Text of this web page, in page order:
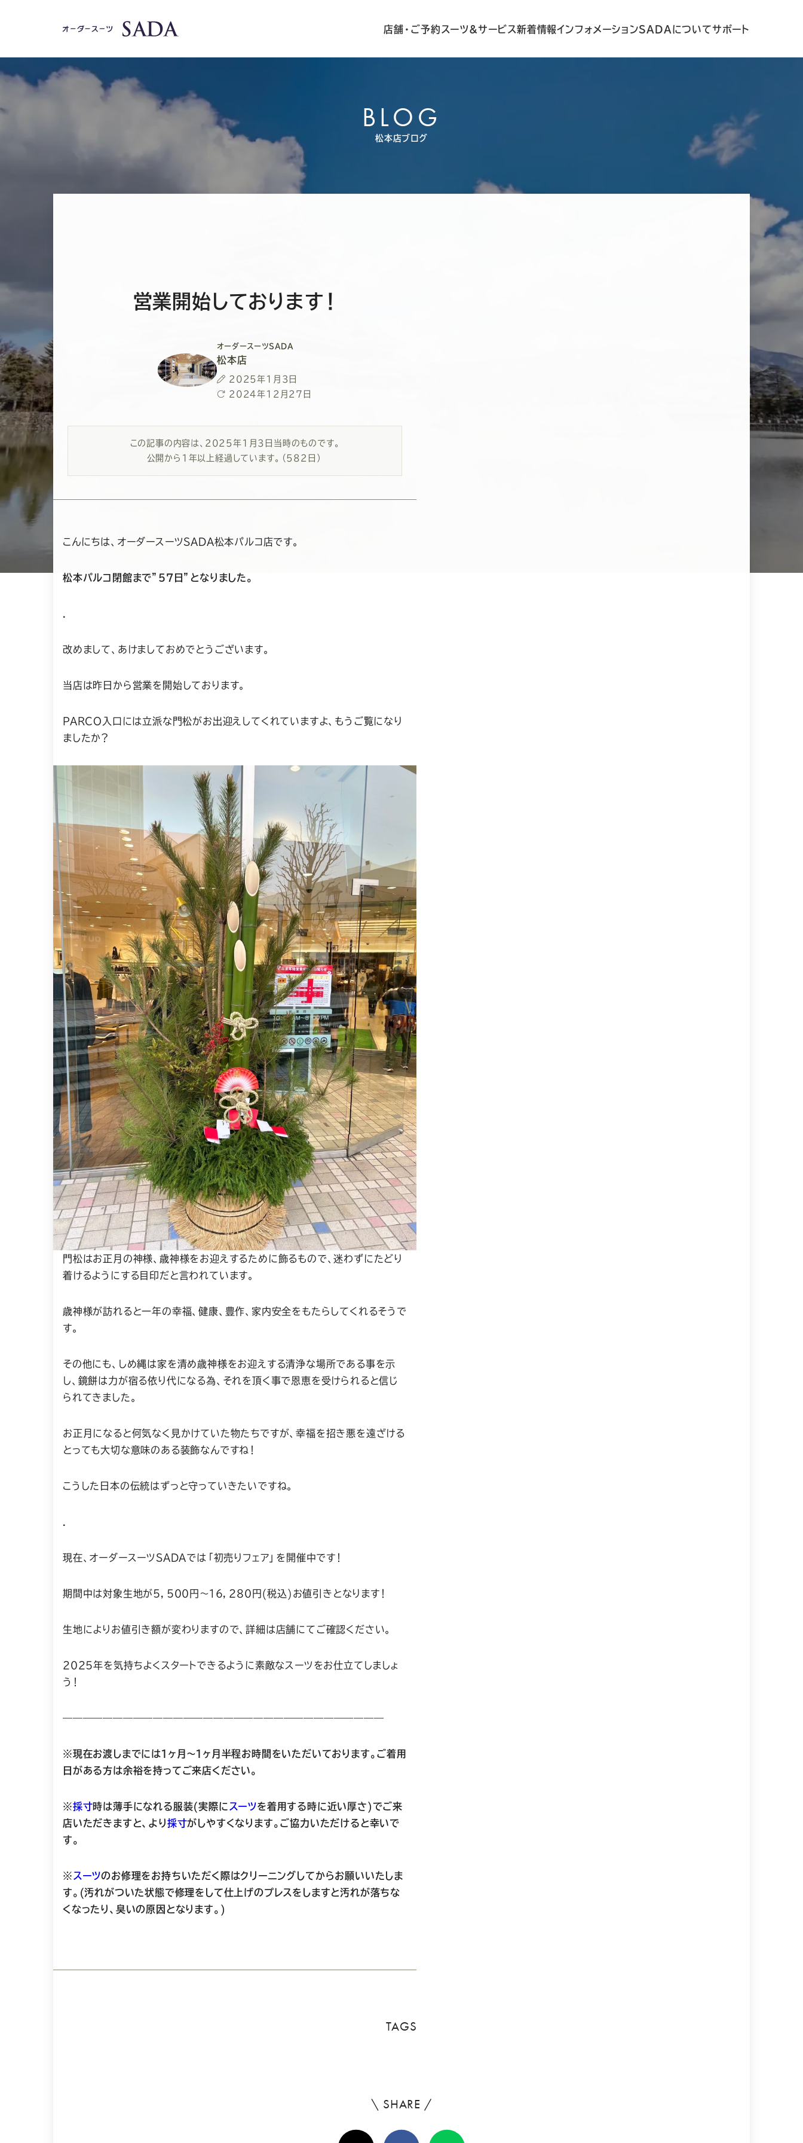
店舗・ご予約 スーツ&サービス新着情報インフォメーションSADAについてサポート
BLOG
松本店ブログ
営業開始しております！
オーダースーツSADA
松本店
投
稿
2025年1月3日
最
更
新
日
2024年12月27日
この記事の内容は、 2025年1月3日当時のものです。
公開から1年以上経過しています。
（582日）
こんにちは、オーダースーツSADA松本パルコ店です。
松本パルコ閉館まで”５７日”となりました。
改めまして、あけましておめでとうございます。
当店は昨日から営業を開始しております。
PARCO入口には立派な門松がお出迎えしてくれていますよ、もうご覧になり
ましたか？
門松はお正月の神様、歳神様をお迎えするために飾るもので、迷わずにたどり
着けるようにする目印だと言われています。
歳神様が訪れると一年の幸福、健康、豊作、家内安全をもたらしてくれるそうで
す。
その他にも、しめ縄は家を清め歳神様をお迎えする清浄な場所である事を示
し、鏡餅は力が宿る依り代になる為、それを頂く事で恩恵を受けられると信じ
られてきました。
お正月になると何気なく見かけていた物たちですが、幸福を招き悪を遠ざける
とっても大切な意味のある装飾なんですね！
こうした日本の伝統はずっと守っていきたいですね。
現在、オーダースーツSADAでは「初売りフェア」を開催中です！
期間中は対象生地が５，５００円〜１６，２８０円(税込)お値引きとなります！
生地によりお値引き額が変わりますので、詳細は店舗にてご確認ください。
２０２５年を気持ちよくスタートできるように素敵なスーツをお仕立てしましょ
う！
————————————————————————————————
※現在お渡しまでには１ヶ月〜１ヶ月半程お時間をいただいております。ご着用
日がある方は余裕を持ってご来店ください。
※採寸時は薄手になれる服装(実際に スーツを着用する時に近い厚さ)でご来
店いただきますと、より採寸がしやすくなります。ご協力いただけると幸いで
す。
※ スーツのお修理をお持ちいただく際はクリーニングしてからお願いいたしま
す。(汚れがついた状態で修理をして仕上げのプレスをしますと汚れが落ちな
くなったり、臭いの原因となります。)
TAGS
\ SHARE /
ろ
X(Twitter)FacebookLine